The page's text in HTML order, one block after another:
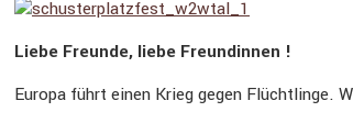
Liebe Freunde, liebe Freun­dinnen !
Europa führt einen Krieg gegen Flücht­linge.